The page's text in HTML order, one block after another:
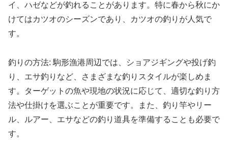
イ、ハゼなどが釣れることがあります。特に春から秋にか
けてはカツオのシーズンであり、カツオの釣りが人気で
す。
釣りの方法: 駒形漁港周辺では、ショアジギングや投げ釣
り、エサ釣りなど、さまざまな釣りスタイルが楽しめま
す。ターゲットの魚や現地の状況に応じて、適切な釣り方
法や仕掛けを選ぶことが重要です。また、釣り竿やリー
ル、ルアー、エサなどの釣り道具を準備することも必要で
す。